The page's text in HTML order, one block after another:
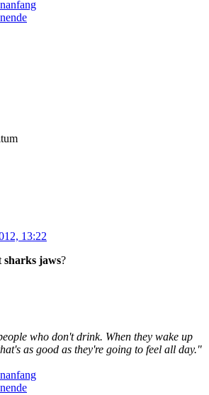
13:22
sharks jaws?
who don't drink. When they wake up
as good as they're going to feel all day."